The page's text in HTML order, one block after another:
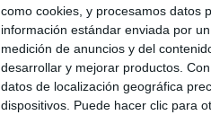
como cookies, y procesamos datos
información estándar enviada por
medición de anuncios y del
desarrollar y mejorar productos.
datos de localización geográfica
dispositivos. Puede hacer clic para